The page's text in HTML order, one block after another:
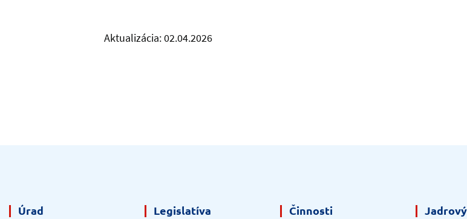
Aktualizácia: 02.04.2026
Úrad Legislatíva Činnosti